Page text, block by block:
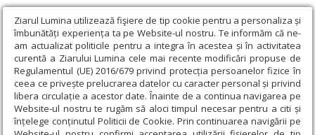
Ziarul Lumina utilizează fişiere de tip cookie pentru a personaliza și
îmbunătăți experiența ta pe Website-ul nostru. Te informăm că ne-
am actualizat politicile pentru a integra în acestea și în activitatea
curentă a Ziarului Lumina cele mai recente modificări propuse de
Regulamentul (UE) 2016/679 privind protecția persoanelor fizice în
ceea ce privește prelucrarea datelor cu caracter personal și privind
libera circulație a acestor date. Înainte de a continua navigarea pe
Website-ul nostru te rugăm să aloci timpul necesar pentru a citi și
înțelege conținutul Politicii de Cookie. Prin continuarea navigării pe
Ziarul Lumina › Actualitate religioasă › Știri › Catedrala
Episcopală din Melbourne a fost resfințită